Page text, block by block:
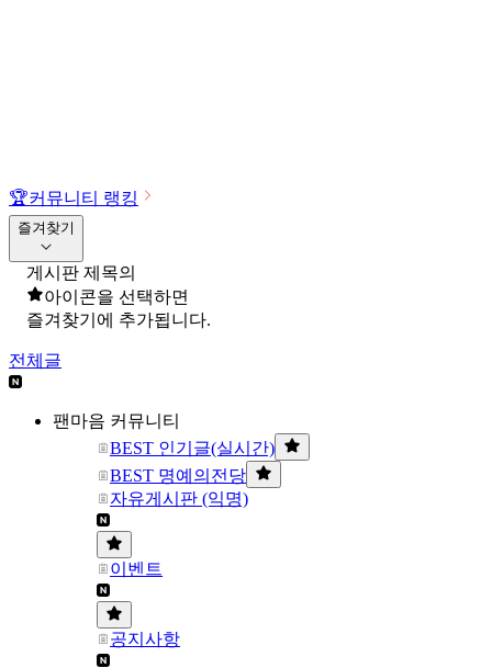
🏆커뮤니티 랭킹
즐겨찾기
게시판 제목의
아이콘을 선택하면
즐겨찾기에 추가됩니다.
전체글
팬마음 커뮤니티
BEST 인기글(실시간)
BEST 명예의전당
자유게시판 (익명)
이벤트
공지사항